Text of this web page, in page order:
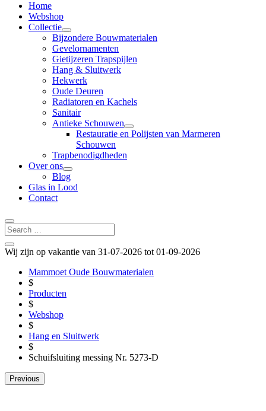
Home
Webshop
Collectie
Bijzondere Bouwmaterialen
Gevelornamenten
Gietijzeren Trapspijlen
Hang & Sluitwerk
Hekwerk
Oude Deuren
Radiatoren en Kachels
Sanitair
Antieke Schouwen
Restauratie en Polijsten van Marmeren
Schouwen
Trapbenodigdheden
Over ons
Blog
Glas in Lood
Contact
Wij zijn op vakantie van 31-07-2026 tot 01-09-2026
Mammoet Oude Bouwmaterialen
$
Producten
$
Webshop
$
Hang en Sluitwerk
$
Schuifsluiting messing Nr. 5273-D
Previous